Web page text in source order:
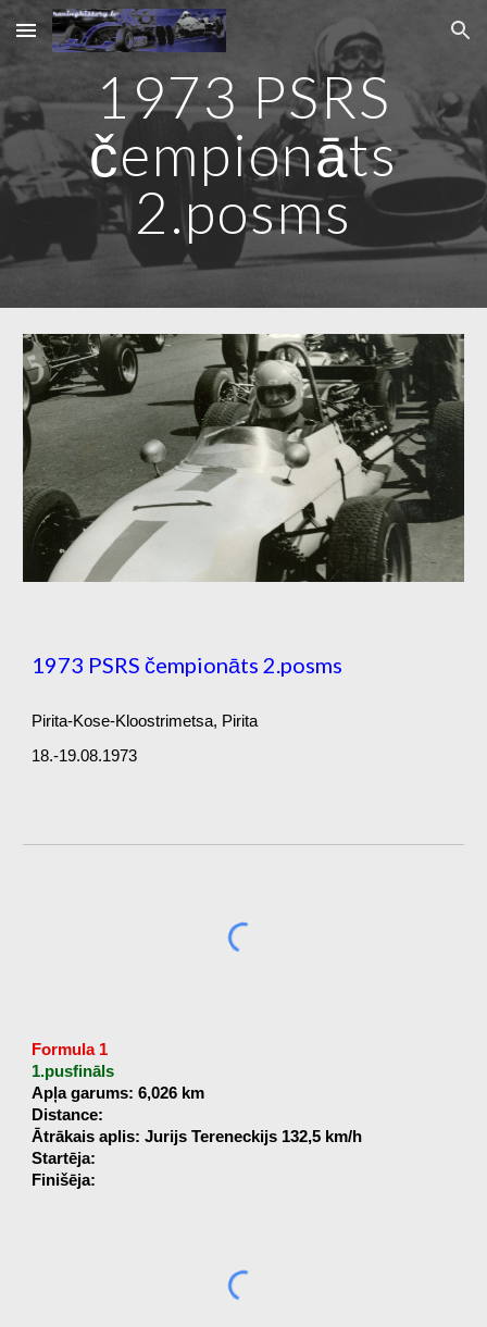
Skip to main content Skip to navigation
1973 PSRS
čempionāts
2.posms
1973 PSRS čempionāts 2.posms
Pirita-Kose-Kloostrimetsa, Pirita
18.-19.08.1973
Formula 1
1.pusfināls
Apļa garums: 6,026 km
Distance:
Ātrākais aplis: Jurijs Tereneckijs 132,5 km/h
Startēja:
Finišēja: